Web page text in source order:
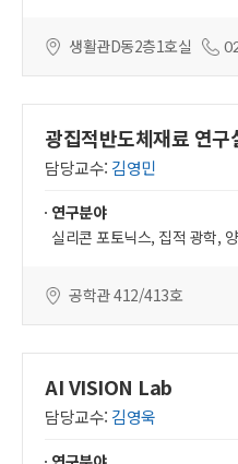
생활관D동2층1호실
광집적반도체재료 연구
담당교수: 김영민
연구분야
실리콘 포토닉스, 집적 광학,
공학관 412/413호
AI VISION Lab
담당교수: 김영욱